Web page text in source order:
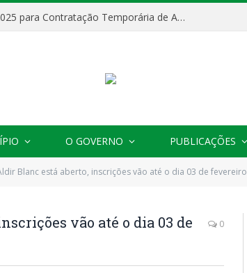
Processo Seletivo nº 001/2025 para Contratação Temporária de Agentes Comunitários de Saúde (ACS)
O GOVERNO PUBLICAÇÕES
Blanc está aberto, inscrições vão até o dia 03 de fevereiro
vão até o dia 03 de
0